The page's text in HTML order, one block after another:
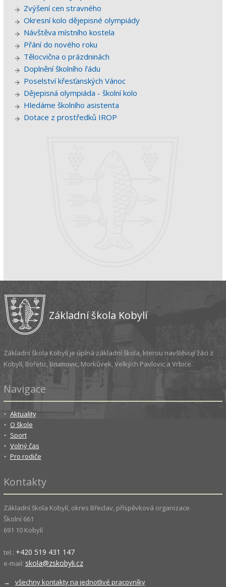
Zvýšení cen stravného
Okresní kolo dějepisné olympiády
Návštěva místního kostela
Přání do nového roku
Tělocvična o prázdninách
Doplnění školního řádu
Poselství křesťanských Vánoc
Dějepisná olympiáda - školní kolo
Hledáme školního asistenta
Dotace z prostředků IROP
Základní škola Kobylí
Základní škola Kobylí je úplná základní škola, kterou navštěvují žáci z
Kobylí, Bořetic, Brumovic, Morkůvek, Velkých Pavlovic a Vrbice.
Navigace
Aktuality
O škole
Sport
Volný čas
Pro rodiče
Kontakty
Základní škola Kobylí, okres Břeclav, příspěvková organizace
Školní 661
691 10 Kobylí
tel.: +420 519 431 147
e-mail: skola@zskobyli.cz
→ všechny kontakty na jednotlivé pracovníky